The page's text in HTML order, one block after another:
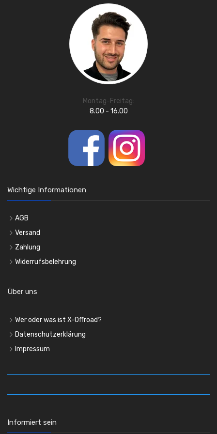
Montag-Freitag:
8.00 - 16.00
Wichtige Informationen
AGB
Versand
Zahlung
Widerrufsbelehrung
Über uns
Wer oder was ist X-Offroad?
Datenschutzerklärung
Impressum
Informiert sein